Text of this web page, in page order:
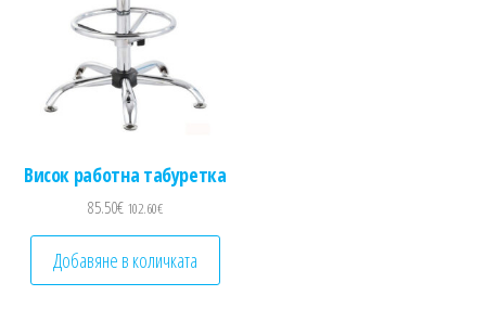
Висок работна табуретка
85.50€ 102.60€
Добавяне в количката